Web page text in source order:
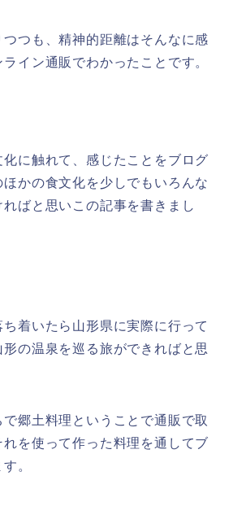
つも、精神的距離はそんなに感
イン通販でわかったことです。
に触れて、感じたことをブログ
かの食文化を少しでもいろんな
ばと思いこの記事を書きまし
着いたら山形県に実際に行って
の温泉を巡る旅ができればと思
郷土料理ということで通販で取
れを使って作った料理を通してブ
。